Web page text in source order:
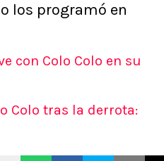
los programó en
con Colo Colo en su
Colo tras la derrota: